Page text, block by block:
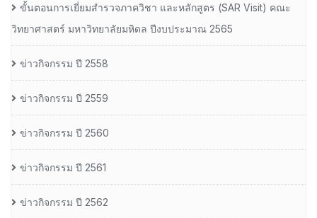
ขั้นตอนการเยี่ยมสำรวจภาควิชา และหลักสูตร (SAR Visit) คณะ
วิทยาศาสตร์ มหาวิทยาลัยมหิดล ปีงบประมาณ 2565
ข่าวกิจกรรม ปี 2558
ข่าวกิจกรรม ปี 2559
ข่าวกิจกรรม ปี 2560
ข่าวกิจกรรม ปี 2561
ข่าวกิจกรรม ปี 2562